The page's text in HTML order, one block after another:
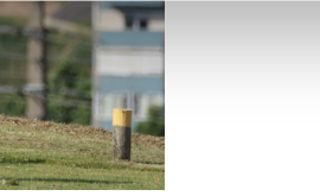
do nosso site de
dados pessoais serão realizadas
no contexto dos serviços a